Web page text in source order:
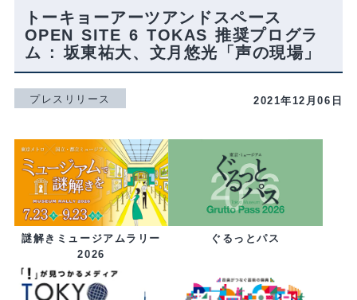
トーキョーアーツアンドスペース
OPEN SITE 6 TOKAS 推奨プログラ
ム : 坂東祐大、文月悠光「声の現場」
プレスリリース 2021年12月06日
謎解きミュージアムラリー
2026
ぐるっとパス